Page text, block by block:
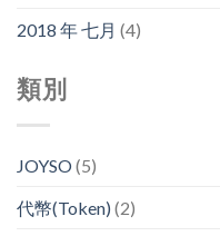
2018 年 七月 (4)
類別
JOYSO(5)
代幣(Token) (2)